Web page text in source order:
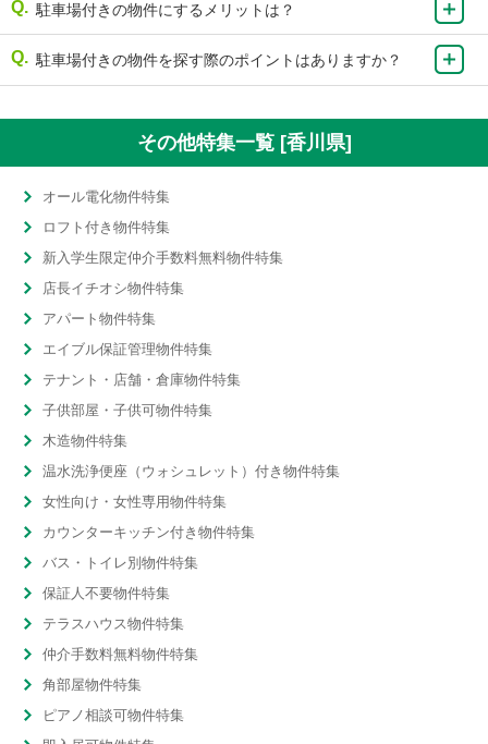
駐車場付きの物件にするメリットは？
駐車場付きの物件を探す際のポイントはありますか？
その他特集一覧 [香川県]
オール電化物件特集
ロフト付き物件特集
新入学生限定仲介手数料無料物件特集
店長イチオシ物件特集
アパート物件特集
エイブル保証管理物件特集
テナント・店舗・倉庫物件特集
子供部屋・子供可物件特集
木造物件特集
温水洗浄便座（ウォシュレット）付き物件特集
女性向け・女性専用物件特集
カウンターキッチン付き物件特集
バス・トイレ別物件特集
保証人不要物件特集
テラスハウス物件特集
仲介手数料無料物件特集
角部屋物件特集
ピアノ相談可物件特集